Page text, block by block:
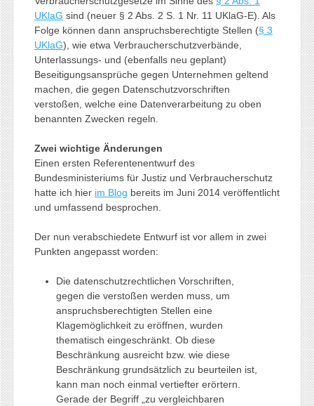
UKlaG sind (neuer § 2 Abs. 2 S. 1 Nr. 11 UKlaG-E). Als
Folge können dann anspruchsberechtigte Stellen (§ 3
UKlaG), wie etwa Verbraucherschutzverbände,
Unterlassungs- und (ebenfalls neu geplant)
Beseitigungsansprüche gegen Unternehmen geltend
machen, die gegen Datenschutzvorschriften
verstoßen, welche eine Datenverarbeitung zu oben
benannten Zwecken regeln.
Zwei wichtige Änderungen
Einen ersten Referentenentwurf des
Bundesministeriums für Justiz und Verbraucherschutz
hatte ich hier im Blog bereits im Juni 2014 veröffentlicht
und umfassend besprochen.
Der nun verabschiedete Entwurf ist vor allem in zwei
Punkten angepasst worden:
Die datenschutzrechtlichen Vorschriften,
gegen die verstoßen werden muss, um
anspruchsberechtigten Stellen eine
Klagemöglichkeit zu eröffnen, wurden
thematisch eingeschränkt. Ob diese
Beschränkung ausreicht bzw. wie diese
Beschränkung grundsätzlich zu beurteilen ist,
kann man noch einmal vertiefter erörtern.
Gerade der Begriff „zu vergleichbaren